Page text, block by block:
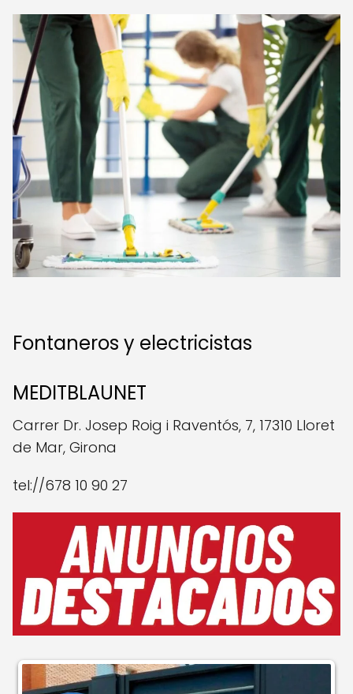
Fontaneros y electricistas
MEDITBLAUNET
Carrer Dr. Josep Roig i Raventós, 7, 17310 Lloret
de Mar, Girona
tel://678 10 90 27